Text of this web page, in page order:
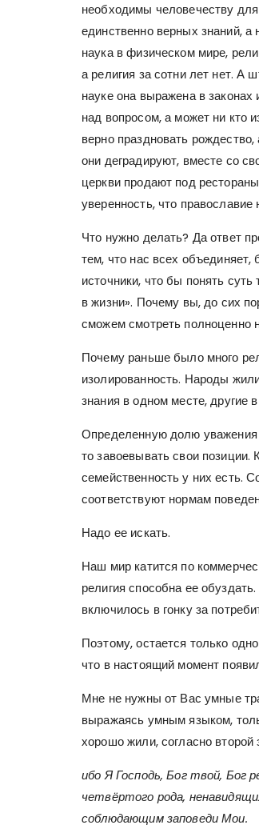
необходимы человечеству
единственно верных знаний,
наука в физическом мире,
а религия за сотни лет нет. А
науке она выражена в
над вопросом, а может ни кто
верно праздновать
они деградируют, вместе со
церкви продают под
уверенность, что
Что нужно делать? Да ответ
тем, что нас всех
источники, что бы понять
в жизни». Почему вы, до сих
сможем смотреть полноценно
Почему раньше было много
изолированность. Народы
знания в одном месте, другие
Определенную долю уважения
то завоевывать свои позиции.
семейственность у них есть.
соответствуют нормам
Надо ее искать.
Наш мир катится по
религия способна ее
включилось в гонку за
Поэтому, остается только
что в настоящий момент
Мне не нужны от Вас умные
выражаясь умным языком,
хорошо жили, согласно второй
ибо Я Господь, Бог твой, Бог
четвёртого рода,
соблюдающим заповеди Мои.